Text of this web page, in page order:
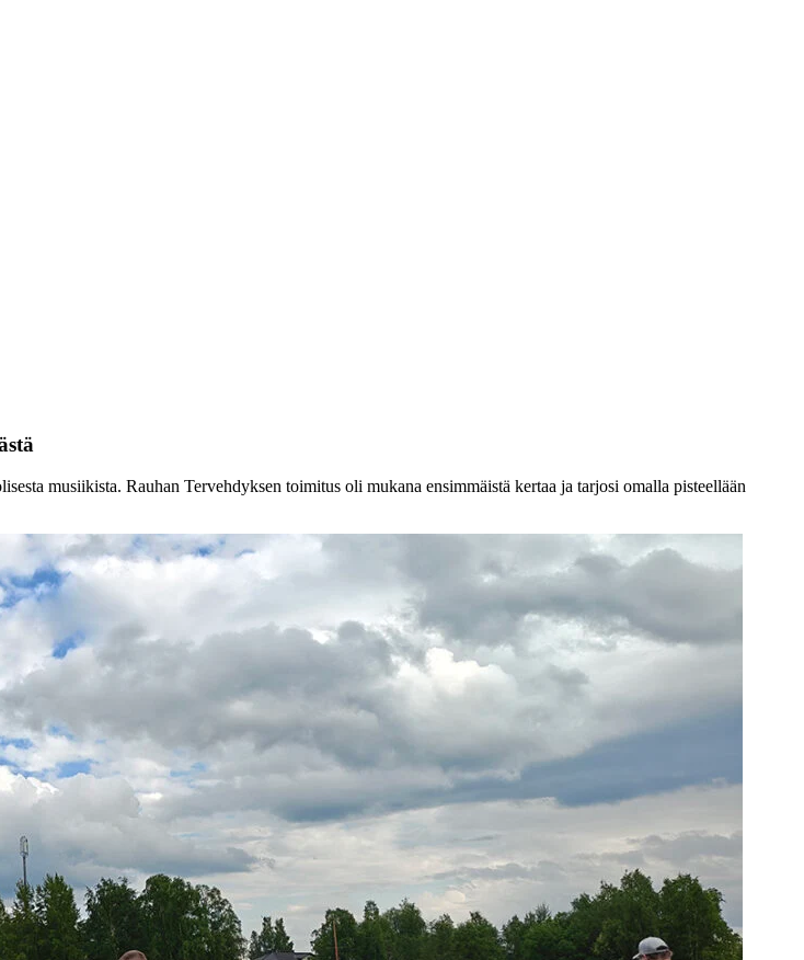
musiikista. Rauhan Tervehdyksen toimitus oli mukana ensimmäistä kertaa ja tarjosi omalla pisteellään